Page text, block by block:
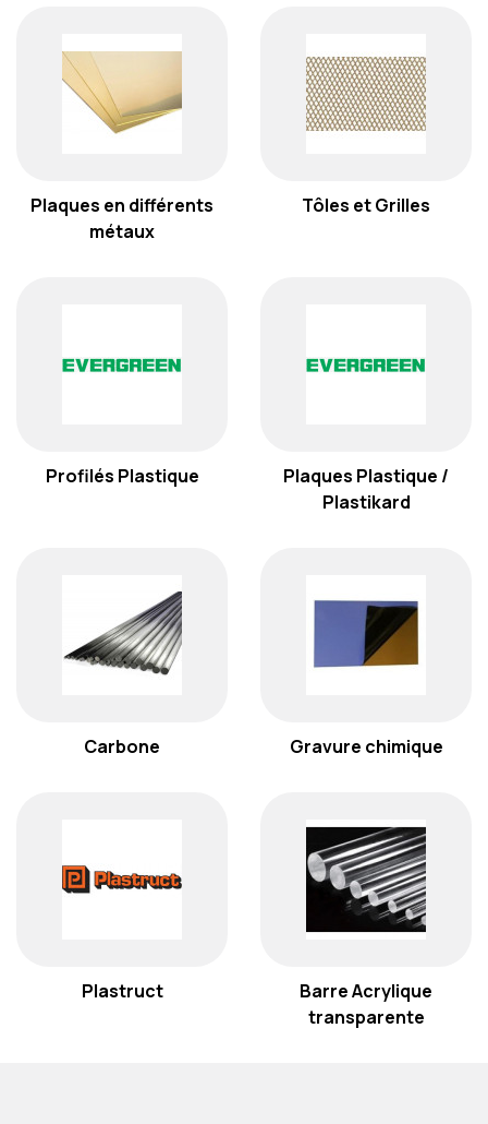
Plaques en différents
métaux
Tôles et Grilles
Profilés Plastique
Plaques Plastique /
Plastikard
Carbone Gravure chimique
Plastruct
Barre Acrylique
transparente